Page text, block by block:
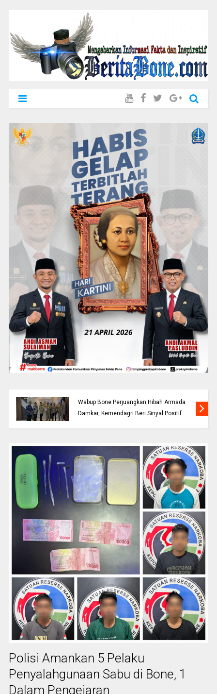
Wabup Bone Perjuangkan Hibah Armada
Damkar, Kemendagri Beri Sinyal Positif
Polisi Amankan 5 Pelaku
Penyalahgunaan Sabu di Bone, 1
Dalam Pengejaran